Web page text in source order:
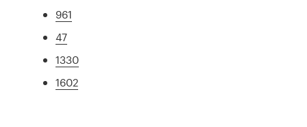
961
47
1330
1602